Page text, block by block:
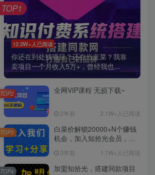
12.3W+人已阅读
你还在到处找项目？还在当韭菜？我靠
卖项目一个月收入5万+，曾经我也...
TOP1
全网VIP课程 无损下载~
2年前 2.1W+人已阅读
TOP2
白菜价解锁20000+N个赚钱
机会，加入知拾光会员，全
3年前 1.1W+人已阅读
TOP3
加盟知拾光，搭建同款项目
TOP4